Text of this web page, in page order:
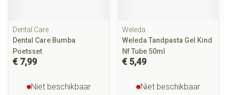
Dental Care
Dental Care Bumba
Poetsset
€ 7,99
Niet beschikbaar
Weleda
Weleda Tandpasta Gel Kind
Nf Tube 50ml
€ 5,49
Niet beschikbaar